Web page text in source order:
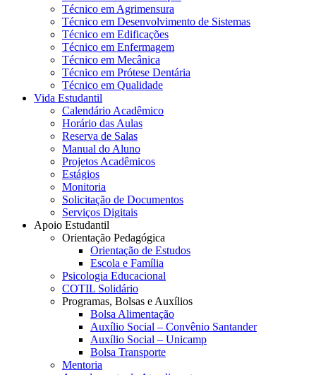
Técnico em Agrimensura
Técnico em Desenvolvimento de Sistemas
Técnico em Edificações
Técnico em Enfermagem
Técnico em Mecânica
Técnico em Prótese Dentária
Técnico em Qualidade
Vida Estudantil
Calendário Acadêmico
Horário das Aulas
Reserva de Salas
Manual do Aluno
Projetos Acadêmicos
Estágios
Monitoria
Solicitação de Documentos
Serviços Digitais
Apoio Estudantil
Orientação Pedagógica
Orientação de Estudos
Escola e Família
Psicologia Educacional
COTIL Solidário
Programas, Bolsas e Auxílios
Bolsa Alimentação
Auxílio Social – Convênio Santander
Auxílio Social – Unicamp
Bolsa Transporte
Mentoria